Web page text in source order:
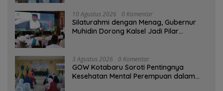
10 Agustus 2026 0 Komentar
Silaturahmi dengan Menag, Gubernur
Muhidin Dorong Kalsel Jadi Pilar
3 Agustus 2026 0 Komentar
GOW Kotabaru Soroti Pentingnya
Kesehatan Mental Perempuan dalam